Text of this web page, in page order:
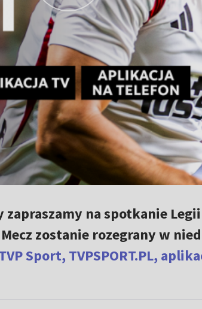
zapraszamy na spotkanie Legii
zostanie rozegrany w
Sport, TVPSPORT.PL,